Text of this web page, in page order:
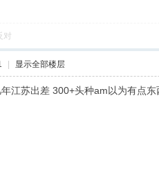
对
显示全部楼层
江苏出差 300+头种am以为有点